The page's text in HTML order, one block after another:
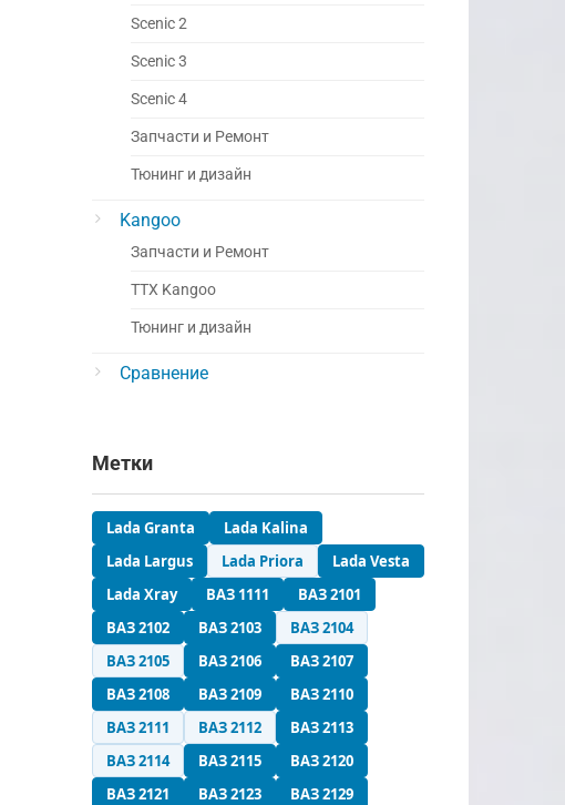
Scenic 2
Scenic 3
Scenic 4
Запчасти и Ремонт
Тюнинг и дизайн
Kangoo
Запчасти и Ремонт
ТТХ Kangoo
Тюнинг и дизайн
Сравнение
Метки
Lada Granta
Lada Kalina
Lada Largus
Lada Priora
Lada Vesta
Lada Xray
ВАЗ 1111
ВАЗ 2101
ВАЗ 2102
ВАЗ 2103
ВАЗ 2104
ВАЗ 2105
ВАЗ 2106
ВАЗ 2107
ВАЗ 2108
ВАЗ 2109
ВАЗ 2110
ВАЗ 2111
ВАЗ 2112
ВАЗ 2113
ВАЗ 2114
ВАЗ 2115
ВАЗ 2120
ВАЗ 2121
ВАЗ 2123
ВАЗ 2129